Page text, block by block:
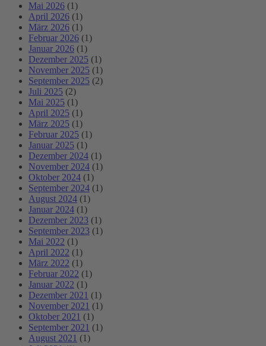
Mai 2026 (1)
April 2026 (1)
März 2026 (1)
Februar 2026 (1)
Januar 2026 (1)
Dezember 2025 (1)
November 2025 (1)
September 2025 (2)
Juli 2025 (2)
Mai 2025 (1)
April 2025 (1)
März 2025 (1)
Februar 2025 (1)
Januar 2025 (1)
Dezember 2024 (1)
November 2024 (1)
Oktober 2024 (1)
September 2024 (1)
August 2024 (1)
Januar 2024 (1)
Dezember 2023 (1)
September 2023 (1)
Mai 2022 (1)
April 2022 (1)
März 2022 (1)
Februar 2022 (1)
Januar 2022 (1)
Dezember 2021 (1)
November 2021 (1)
Oktober 2021 (1)
September 2021 (1)
August 2021 (1)